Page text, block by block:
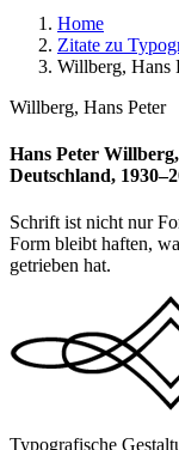
Home
Zitate zu
Willberg, Hans
Willberg, Hans Peter
Hans Peter
Deutschland,
Schrift ist nicht nur
Form bleibt haften,
getrieben hat.
Typografische